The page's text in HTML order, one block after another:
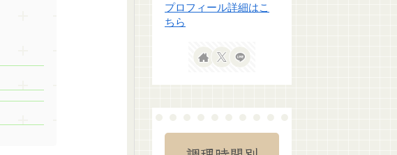
プロフィール詳細はこ
ちら